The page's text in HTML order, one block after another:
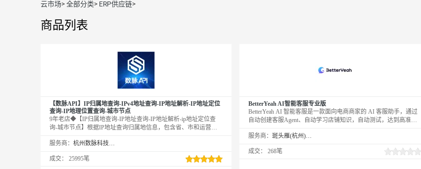
云市场>全部分类> ERP供应链>
商品列表
【数脉API】IP归属地查询-IPv4地址查询-IP地址解析-IP地址定位
查询-IP地理位置查询-城市节点
9年老店◆【IP归属地查询-IP地址查询-IP地址解析-ip地址定位查
询-城市节点】根据IP地址查询归属地信息，包含省、市和运营商
聚类等算法完成IP地址地理位置定位。该版本适用于企业或个人开
精益求精◆品质保障◆金牌售后—阿里云6星级金牌服务商
服务商： 杭州数脉科技有限公司
成交： 25995笔
BetterYeah AI智能客服专业版
BetterYeah AI 智能客服是一款面向电商商家的 AI 客服助手，通过
自动创建客服Agent、自动学习店铺知识，自动测试，达到高准确
服务商：
斑头雁(杭州)智能科技有限责任公司
成交： 268笔